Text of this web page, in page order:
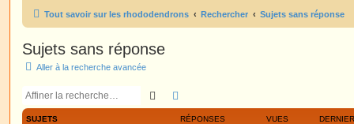
Tout savoir sur les rhododendrons Rechercher Sujets sans réponse
Sujets sans réponse
Aller à la recherche avancée
Rechercher
SUJETS RÉPONSES VUES